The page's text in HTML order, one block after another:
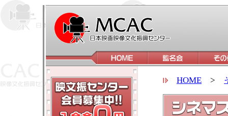
HOME >